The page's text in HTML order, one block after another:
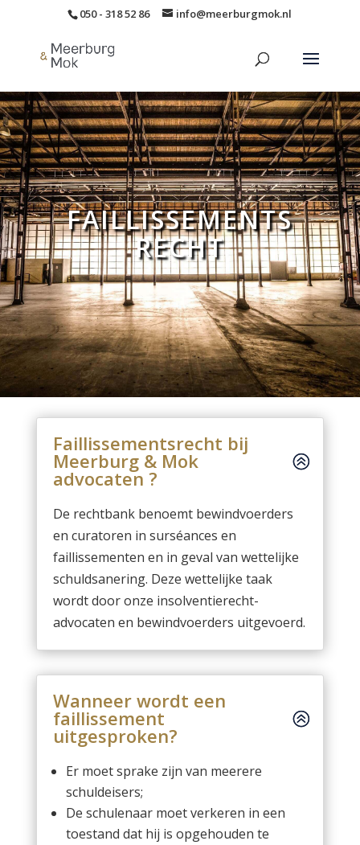
050 - 318 52 86 info@meerburgmok.nl
FAILLISSEMENTS
RECHT
Faillissementsrecht bij
Meerburg & Mok
advocaten ?
De rechtbank benoemt bewindvoerders
en curatoren in surséances en
faillissementen en in geval van wettelijke
schuldsanering. Deze wettelijke taak
wordt door onze insolventierecht-
advocaten en bewindvoerders uitgevoerd.
Wanneer wordt een
faillissement
uitgesproken?
Er moet sprake zijn van meerere
schuldeisers;
De schulenaar moet verkeren in een
toestand dat hij is opgehouden te